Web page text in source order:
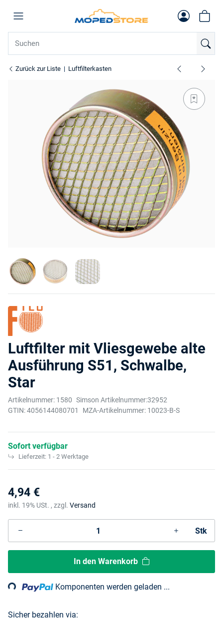
Zurück zur Liste Luftfilterkasten
Luftfilter mit Vliesgewebe alte
Ausführung S51, Schwalbe,
Star
Artikelnummer: 1580 Simson Artikelnummer:32952
GTIN:4056144080701 MZA-Artikelnummer: 10023-B-S
Sofort verfügbar
Lieferzeit: 1 - 2 Werktage
4,94 €
inkl. 19% USt. , zzgl. Versand
Stk
In den Warenkorb
Loading... Komponenten werden geladen ...
Sicher bezahlen via: